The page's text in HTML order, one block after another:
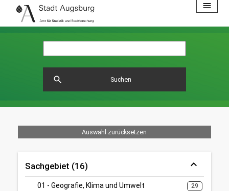
menu
Suchen
search
Auswahl zurücksetzen
Sachgebiet (16)
01 - Geografie, Klima und Umwelt 29